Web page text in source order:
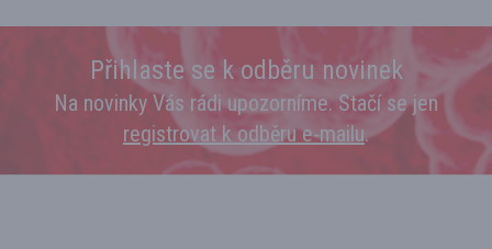
Přihlaste se k odběru novinek
Na novinky Vás rádi upozorníme. Stačí se jen
registrovat k odběru e‑mailu.